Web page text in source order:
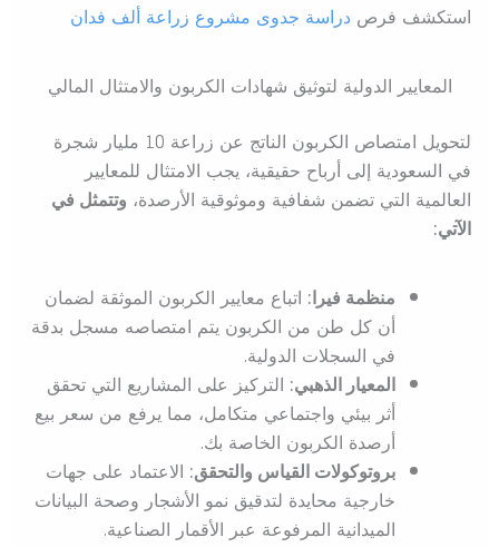
استكشف فرص دراسة جدوى مشروع زراعة ألف فدان
المعايير الدولية لتوثيق شهادات الكربون والامتثال المالي
لتحويل امتصاص الكربون الناتج عن زراعة 10 مليار شجرة
في السعودية إلى أرباح حقيقية، يجب الامتثال للمعايير
العالمية التي تضمن شفافية وموثوقية الأرصدة، وتتمثل في
الآتي:
منظمة فيرا:اتباع معايير الكربون الموثقة لضمان
أن كل طن من الكربون يتم امتصاصه مسجل بدقة
في السجلات الدولية.
المعيار الذهبي:التركيز على المشاريع التي تحقق
أثر بيئي واجتماعي متكامل، مما يرفع من سعر بيع
أرصدة الكربون الخاصة بك.
بروتوكولات القياس والتحقق:الاعتماد على جهات
خارجية محايدة لتدقيق نمو الأشجار وصحة البيانات
الميدانية المرفوعة عبر الأقمار الصناعية.